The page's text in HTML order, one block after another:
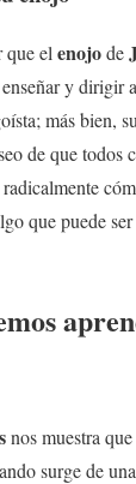
que el enojode
y dirigir
más bien,
de que todos
que puede
nos muestra que
surge de